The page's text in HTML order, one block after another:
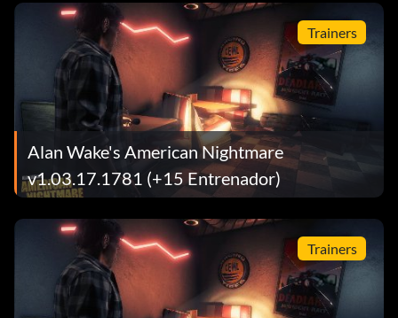
Trainers
Alan Wake's American Nightmare
v1.03.17.1781 (+15 Entrenador)
Trainers